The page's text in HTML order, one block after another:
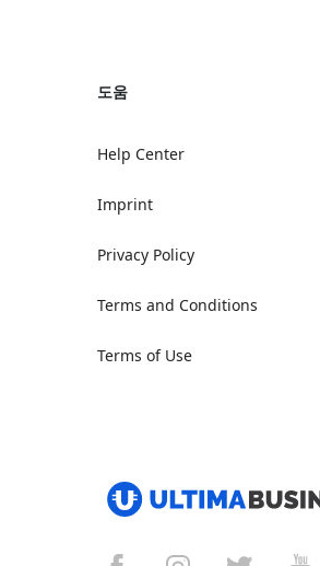
도움
Help Center
Imprint
Privacy Policy
Terms and Conditions
Terms of Use